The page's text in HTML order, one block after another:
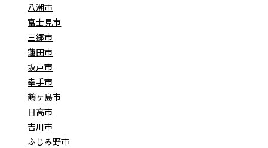
八潮市
富士見市
三郷市
蓮田市
坂戸市
幸手市
鶴ヶ島市
日高市
吉川市
ふじみ野市